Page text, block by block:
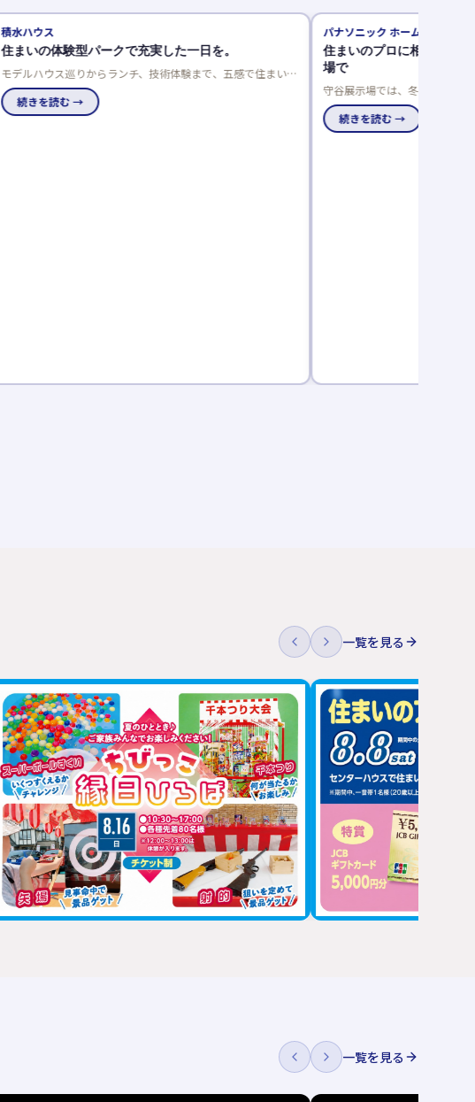
積水ハウス
住まいの体験型パークで充実した一日を。
モデルハウス巡りからランチ、技術体験まで、五感で住まいを
体感できるテーマパークで、家族の理想の住まいを見つけませ
んか。続きを読む →
パナソニック ホームズ
住まいのプロに相談！リ
場で
守谷展示場では、冬の寒さや
まいに関する様々なお悩みを
ニック ホームズをはじめ、木
のリフォーム相談会は事前予約
続きを読む →
一覧を見る
一覧を見る